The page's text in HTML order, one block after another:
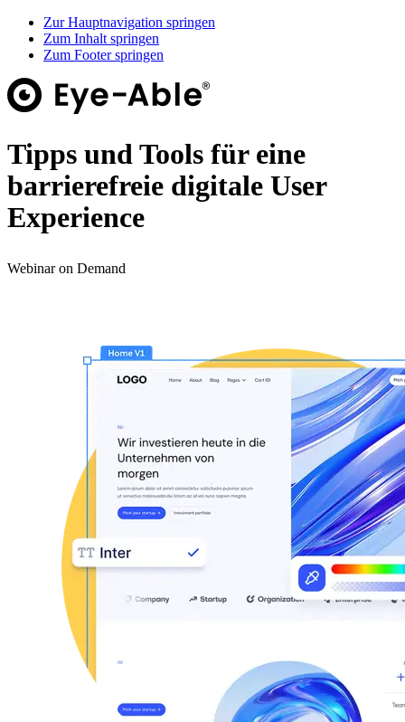
Zur Hauptnavigation springen
Zum Inhalt springen
Zum Footer springen
Tipps und Tools für eine
barrierefreie digitale User
Experience
Webinar on Demand